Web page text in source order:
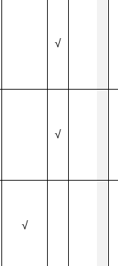
√
√
√